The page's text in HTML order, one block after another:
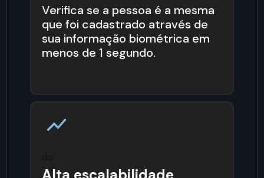
Verifica se a pessoa é a mesma
que foi cadastrado através de
sua informação biométrica em
menos de 1 segundo.